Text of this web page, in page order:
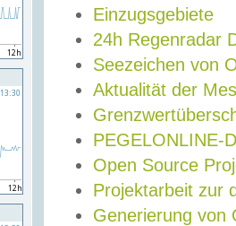
Einzugsgebiete
24h Regenradar
Seezeichen von
Aktualität der
PEGELONLINE-
Open Source
Projektarbeit zur
Generierung von